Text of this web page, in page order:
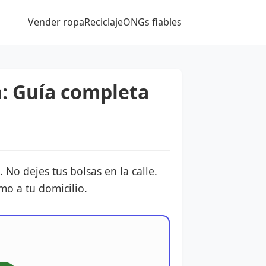
Vender ropaReciclajeONGs fiables
Guía completa
dejes tus bolsas en la calle.
a tu domicilio.